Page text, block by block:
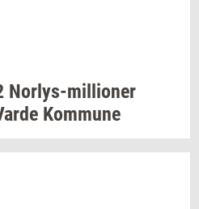
Norlys-​millioner
Kom­mu­ne